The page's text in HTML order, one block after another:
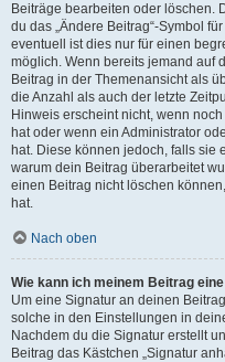
Beiträge bearbeiten oder löschen.
du das „Ändere Beitrag“-Symbol
eventuell ist dies nur für einen
möglich. Wenn bereits jemand auf
Beitrag in der Themenansicht als
die Anzahl als auch der letzte
Hinweis erscheint nicht, wenn
hat oder wenn ein Administrator
hat. Diese können jedoch, falls sie
warum dein Beitrag überarbeitet
einen Beitrag nicht löschen
hat.
Nach oben
Wie kann ich meinem Beitrag
Um eine Signatur an deinen
solche in den Einstellungen in
Nachdem du die Signatur erstellt
Beitrag das Kästchen „Signatur